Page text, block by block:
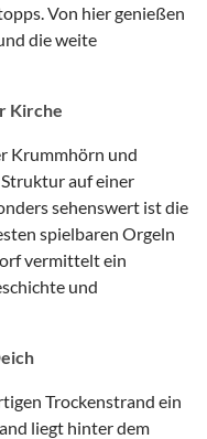
Von hier genießen
die weite
Kirche
Krummhörn und
auf einer
sehenswert ist die
spielbaren Orgeln
vermittelt ein
und
Trockenstrand ein
liegt hinter dem